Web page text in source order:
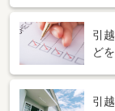
引
ど
引